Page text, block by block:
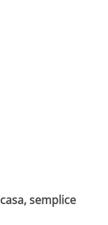
semplice